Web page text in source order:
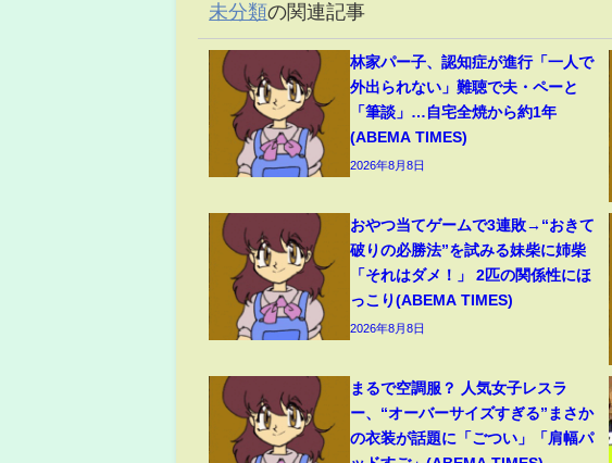
未分類の関連記事
林家パー子、認知症が進行「一人で
外出られない」難聴で夫・ペーと
「筆談」…自宅全焼から約1年
(ABEMA TIMES)
2026年8月8日
おやつ当てゲームで3連敗→“おきて
破りの必勝法”を試みる妹柴に姉柴
「それはダメ！」 2匹の関係性にほ
っこり(ABEMA TIMES)
2026年8月8日
まるで空調服？ 人気女子レスラ
ー、“オーバーサイズすぎる”まさか
の衣装が話題に「ごつい」「肩幅パ